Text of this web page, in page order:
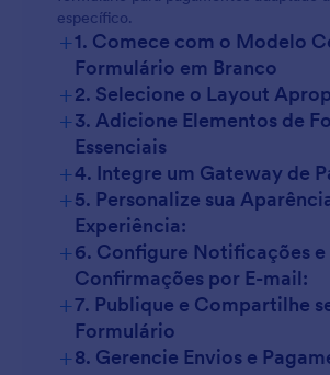
específico.
+1. Comece com o Modelo
Formulário em Branco
+2. Selecione o Layout
+3. Adicione Elementos de
Essenciais
+4. Integre um Gateway de
+5. Personalize sua
Experiência:
+6. Configure Notificações e
Confirmações por E-mail:
+7. Publique e Compartilhe
Formulário
+8. Gerencie Envios e